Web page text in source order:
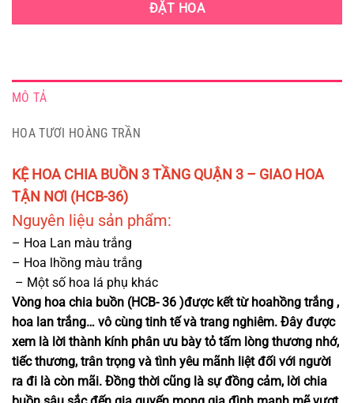
ĐẶT HOA
MÔ TẢ
HOA TƯƠI HOÀNG TRẦN
KỆ HOA CHIA BUỒN 3 TẦNG QUẬN 3 – GIAO HOA
TẬN NƠI (HCB-36)
Nguyên liệu sản phẩm:
– Hoa Lan màu trắng
– Hoa lhồng màu trắng
– Một số hoa lá phụ khác
Vòng hoa chia buồn (HCB- 36 )được kết từ hoahồng trắng ,
hoa lan trắng… vô cùng tinh tế và trang nghiêm. Đây được
xem là lời thành kính phân ưu bày tỏ tấm lòng thương nhớ,
tiếc thương, trân trọng và tình yêu mãnh liệt đối với người
ra đi là còn mãi. Đồng thời cũng là sự đồng cảm, lời chia